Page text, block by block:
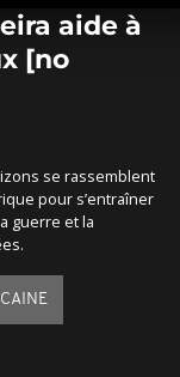
aide à
[no
se rassemblent
pour s’entraîner
guerre et la